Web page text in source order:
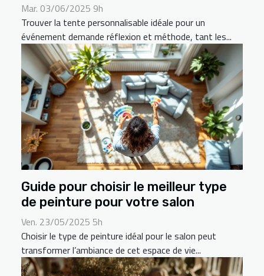
Mar. 03/06/2025 9h
Trouver la tente personnalisable idéale pour un
événement demande réflexion et méthode, tant les...
Guide pour choisir le meilleur type
de peinture pour votre salon
Ven. 23/05/2025 5h
Choisir le type de peinture idéal pour le salon peut
transformer l’ambiance de cet espace de vie...